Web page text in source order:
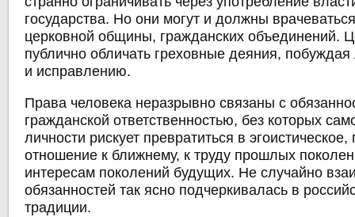
государства. Но они могут и должны
церковной общины, гражданских объединений.
публично обличать греховные деяния,
и исправлению.
Права человека неразрывно связаны с
гражданской ответственностью, без которых
личности рискует превратиться в эгоистическое,
отношение к ближнему, к труду прошлых
интересам поколений будущих. Не случайно
обязанностей так ясно подчеркивалась в
традиции.